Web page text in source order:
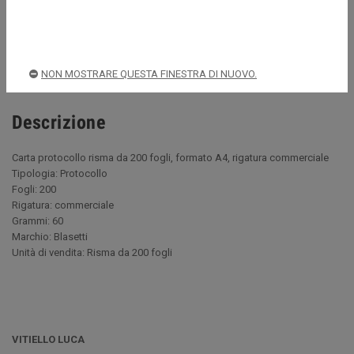
Descrizione
Carta protocollo risma da 200 fogli, formato A4, rigatura commerciale
Tipologia: Protocollo
Fogli: 200
Rigatura: commerciale
Grammi: 60
Marchio: Blasetti
Unità di vendita: Risma da 200 fogli
VITIELLO LUCA
NON MOSTRARE QUESTA FINESTRA DI NUOVO.